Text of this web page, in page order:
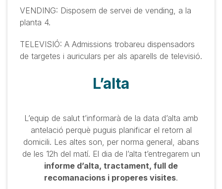
VENDING: Disposem de servei de vending, a la
planta 4.
TELEVISIÓ: A Admissions trobareu dispensadors
de targetes i auriculars per als aparells de televisió.
L’alta
L’equip de salut t’informarà de la data d’alta amb
antelació perquè puguis planificar el retorn al
domicili. Les altes son, per norma general, abans
de les 12h del matí. El dia de l’alta t’entregarem un
informe d’alta, tractament, full de
recomanacions i properes visites.